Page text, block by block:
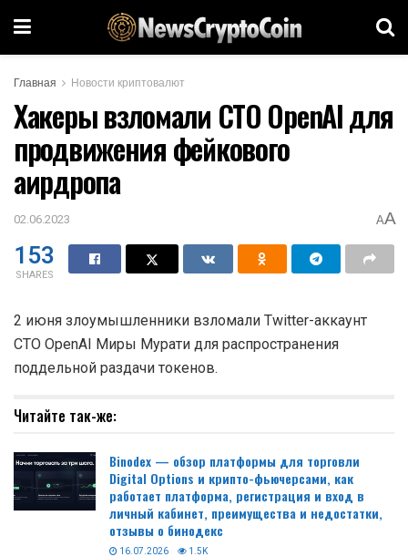
Главная Новости криптовалют
Хакеры взломали CTO OpenAI для
продвижения фейкового
аирдропа
02.06.2023 AA
153
SHARES
2 июня злоумышленники взломали Twitter-аккаунт
CTO OpenAI Миры Мурати для распространения
поддельной раздачи токенов.
Читайте так-же:
Binodex — обзор платформы для торговли
Digital Options и крипто-фьючерсами, как
работает платформа, регистрация и вход в
личный кабинет, преимущества и недостатки,
отзывы о бинодекс
16.07.2026 1.5K